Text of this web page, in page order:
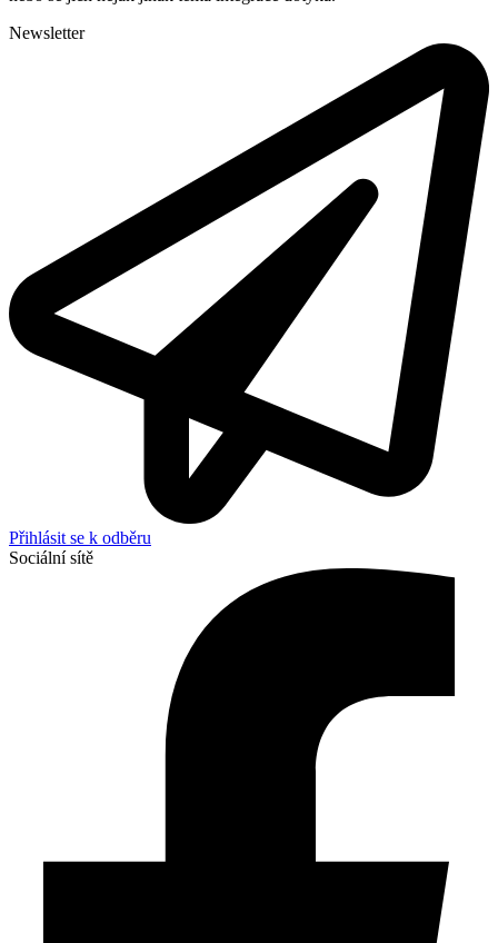
Newsletter
Přihlásit se k odběru
Sociální sítě